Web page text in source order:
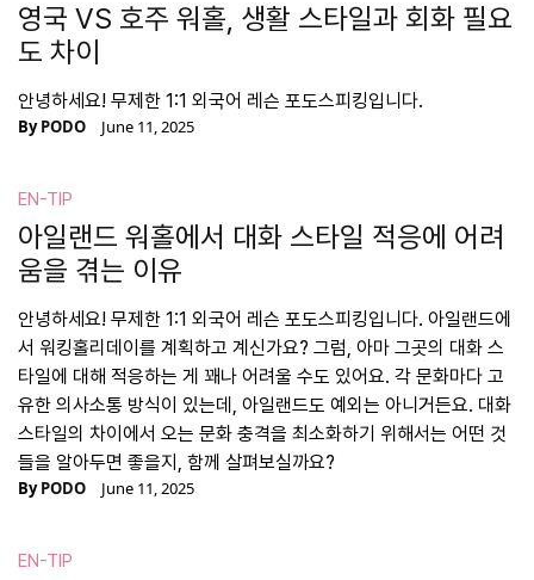
영국 VS 호주 워홀, 생활 스타일과 회화 필요
도 차이
안녕하세요! 무제한 1:1 외국어 레슨 포도스피킹입니다.
ByPODO June 11, 2025
EN-TIP
아일랜드 워홀에서 대화 스타일 적응에 어려
움을 겪는 이유
안녕하세요! 무제한 1:1 외국어 레슨 포도스피킹입니다. 아일랜드에
서 워킹홀리데이를 계획하고 계신가요? 그럼, 아마 그곳의 대화 스
타일에 대해 적응하는 게 꽤나 어려울 수도 있어요. 각 문화마다 고
유한 의사소통 방식이 있는데, 아일랜드도 예외는 아니거든요. 대화
스타일의 차이에서 오는 문화 충격을 최소화하기 위해서는 어떤 것
들을 알아두면 좋을지, 함께 살펴보실까요?
ByPODO June 11, 2025
EN-TIP